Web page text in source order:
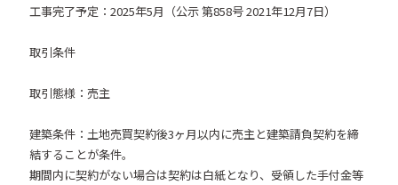
工事完了予定：2025年5月（公示 第858号 2021年12月7日）
取引条件
取引態様：売主
建築条件：土地売買契約後3ヶ月以内に売主と建築請負契約を締
結することが条件。
期間内に契約がない場合は契約は白紙となり、受領した手付金等